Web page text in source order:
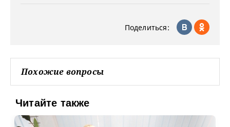
Поделиться:
Похожие вопросы
Читайте также